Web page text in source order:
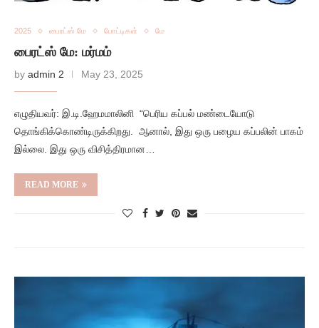
2025 பைரட்ஸ் மே போட்டிகள் மே
பைரட்ஸ் மே: மர்மம்
by admin 2 May 23, 2025
எழுதியவர்: இ.டி.ஹேமமாலினி “பெரிய கப்பல் மண்டையோடு
தொங்கிக்கொண்டிருக்கிறது. ஆனால், இது ஒரு பழைய கப்பலின் பாகம்
இல்லை. இது ஒரு விசித்திரமான…
READ MORE